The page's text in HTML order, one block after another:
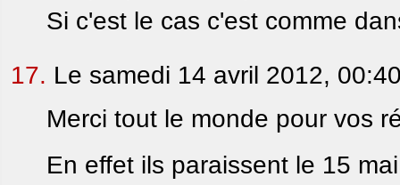
Si c'est le cas c'est comme
17. Le samedi 14 avril 2012,
Merci tout le monde pour vos
En effet ils paraissent le 15